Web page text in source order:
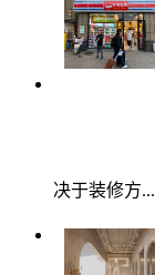
决于装修方...